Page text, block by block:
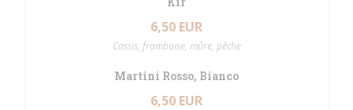
6,50 EUR
Cassis, framboise, mûre, pêche
Martini Rosso, Bianco
6,50 EUR